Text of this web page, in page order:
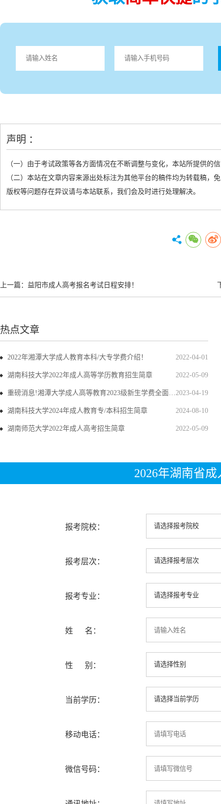
声明 ：
（一）由于考试政策等各方面情况在不断调整与变化，本站所提供的
（二）本站在文章内容来源出处标注为其他平台的稿件均为转载稿
版权等问题存在异议请与本站联系，我们会及时进行处理解决。
上一篇： 益阳市成人高考报名考试日程安排！
热点文章
2022-04-01
2022年湘潭大学成人教育本科/大专学费介绍！
2022-05-09
湖南科技大学2022年成人高等学历教育招生简章
2023-04-19
重磅消息!湘潭大学成人高等教育2023级新生学费全面上调
2024-08-10
湖南科技大学2024年成人教育专/本科招生简章
2022-05-09
湖南师范大学2022年成人高考招生简章
2026年湖南省
报考院校：
报考层次：
报考专业：
姓 名：
性 别：
当前学历：
移动电话：
微信号码：